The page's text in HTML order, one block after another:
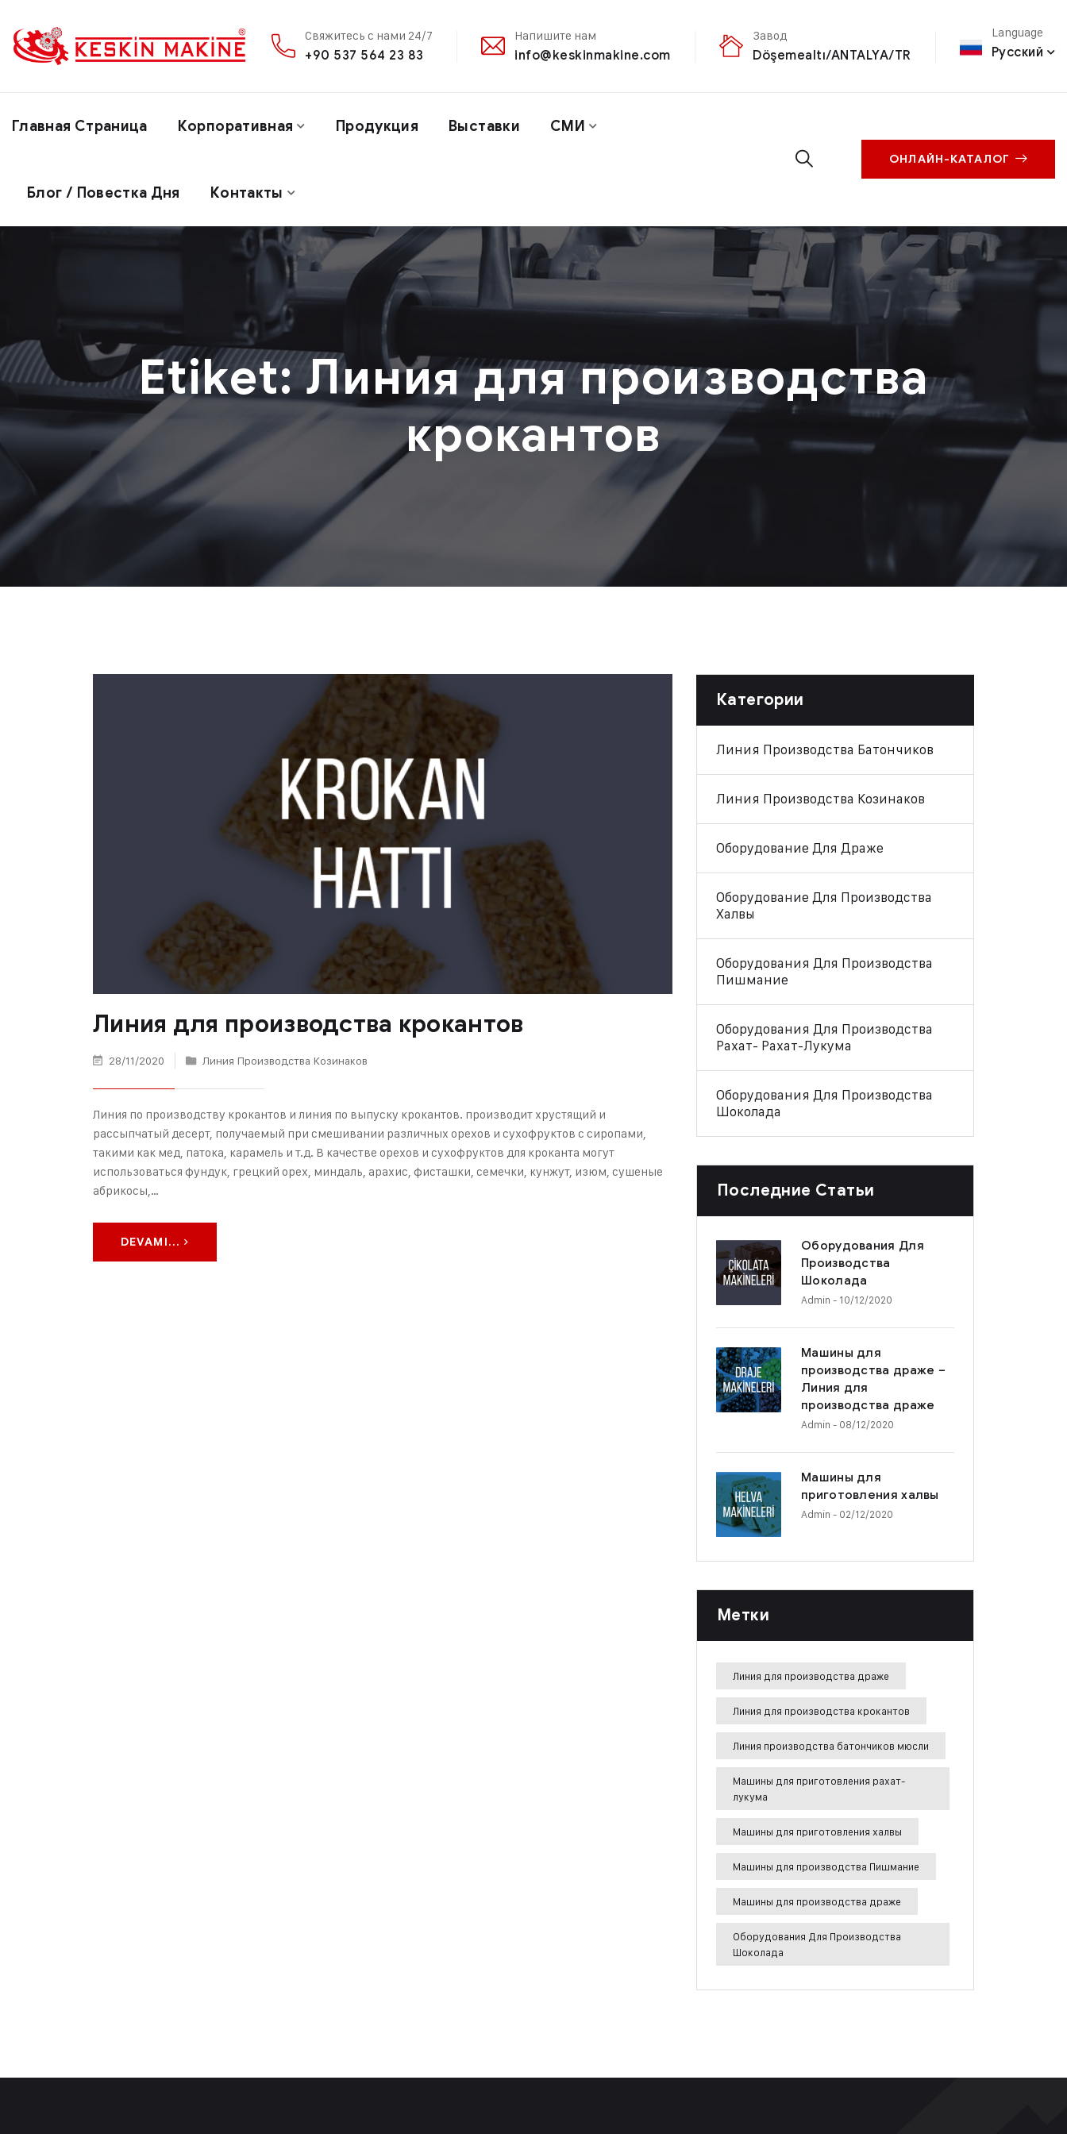
Свяжитесь с нами 24/7
+90 537 564 23 83
Напишите нам
info@keskinmakine.com
Завод
Döşemealtı/ANTALYA/TR
Language
Русский
Главная Страница Корпоративная Продукция Выставки СМИ
Блог / Повестка Дня Контакты
ОНЛАЙН-КАТАЛОГ
Etiket:Линия для производства
крокантов
Линия для производства крокантов
28/11/2020 Линия Производства Козинаков
Линия по производству крокантов и линия по выпуску крокантов. производит хрустящий и
рассыпчатый десерт, получаемый при смешивании различных орехов и сухофруктов с сиропами,
такими как мед, патока, карамель и т.д. В качестве орехов и сухофруктов для кроканта могут
использоваться фундук, грецкий орех, миндаль, арахис, фисташки, семечки, кунжут, изюм, сушеные
абрикосы,…
DEVAMI...
Категории
Линия Производства Батончиков
Линия Производства Козинаков
Оборудование Для Драже
Оборудование Для Производства
Халвы
Оборудования Для Производства
Пишмание
Оборудования Для Производства
Рахат- Рахат-Лукума
Оборудования Для Производства
Шоколада
Последние Статьи
Оборудования Для
Производства
Шоколада
Admin - 10/12/2020
Машины для
производства драже –
Линия для
производства драже
Admin - 08/12/2020
Машины для
приготовления халвы
Admin - 02/12/2020
Метки
Линия для производства драже
Линия для производства крокантов
Линия производства батончиков мюсли
Машины для приготовления рахат-
лукума
Машины для приготовления халвы
Машины для производства Пишмание
Машины для производства драже
Оборудования Для Производства
Шоколада